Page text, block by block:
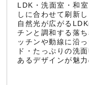
LDK・洗面室・和
しに合わせて刷新し
自然光が広がる
チンと調和する落
ッチンや動線に沿
ド・たっぷりの洗
あるデザインが魅